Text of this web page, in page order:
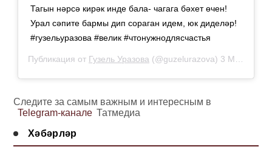
Тагын нәрсә кирәк инде бала- чагага бәхет өчен!
Урал сәпите бармы дип сораган идем, юк диделәр!
#гузельуразова #велик #чтонужнодлясчастья
Публикация от Гузель Уразова (@guzelurazova) 3 Май 2019 в 11:00 PDT
Следите за самым важным и интересным в
Telegram-канале Татмедиа
Хәбәрләр